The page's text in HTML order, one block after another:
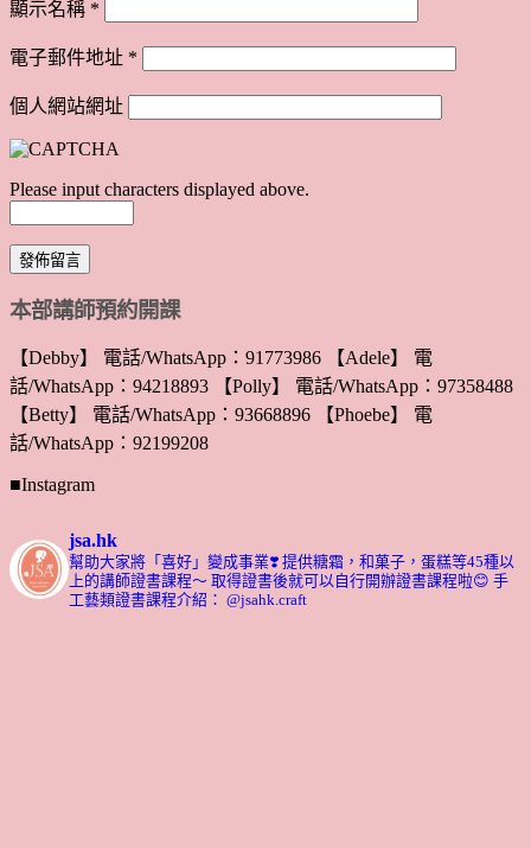
顯示名稱 *
電子郵件地址 *
個人網站網址
Please input characters displayed above.
本部講師預約開課
【Debby】 電話/WhatsApp：91773986 【Adele】 電
話/WhatsApp：94218893 【Polly】 電話/WhatsApp：97358488
【Betty】 電話/WhatsApp：93668896 【Phoebe】 電
話/WhatsApp：92199208
■Instagram
jsa.hk
幫助大家將「喜好」變成事業❣️ 提供糖霜，和菓子，蛋糕等45種以
上的講師證書課程～ 取得證書後就可以自行開辦證書課程啦😊 手
工藝類證書課程介紹： @jsahk.craft